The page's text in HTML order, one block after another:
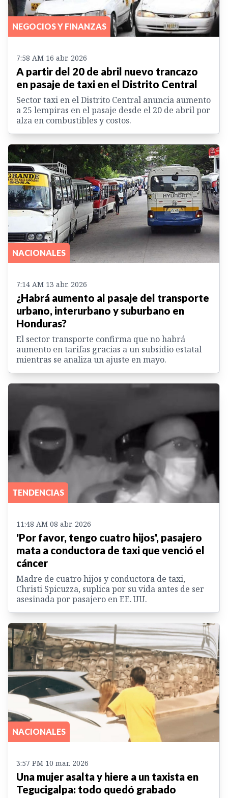
NEGOCIOS Y FINANZAS
7:58 AM 16 abr. 2026
A partir del 20 de abril nuevo trancazo
en pasaje de taxi en el Distrito Central
Sector taxi en el Distrito Central anuncia aumento
a 25 lempiras en el pasaje desde el 20 de abril por
alza en combustibles y costos.
NACIONALES
7:14 AM 13 abr. 2026
¿Habrá aumento al pasaje del transporte
urbano, interurbano y suburbano en
Honduras?
El sector transporte confirma que no habrá
aumento en tarifas gracias a un subsidio estatal
mientras se analiza un ajuste en mayo.
TENDENCIAS
11:48 AM 08 abr. 2026
'Por favor, tengo cuatro hijos', pasajero
mata a conductora de taxi que venció el
cáncer
Madre de cuatro hijos y conductora de taxi,
Christi Spicuzza, suplica por su vida antes de ser
asesinada por pasajero en EE. UU.
NACIONALES
3:57 PM 10 mar. 2026
Una mujer asalta y hiere a un taxista en
Tegucigalpa: todo quedó grabado